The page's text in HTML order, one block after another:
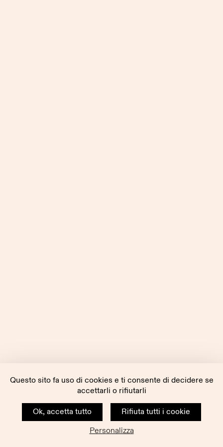
Questo sito fa uso di cookies e ti consente di decidere se
accettarli o rifiutarli
Ok, accetta tutto
Rifiuta tutti i cookie
Personalizza